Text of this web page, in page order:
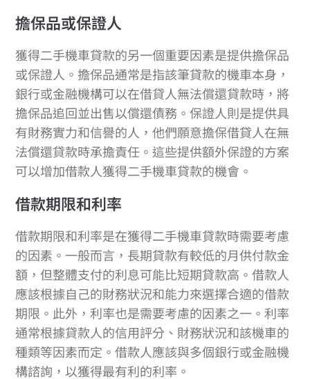
擔保品或保證人
獲得二手機車貸款的另一個重要因素是提供擔保品
或保證人。擔保品通常是指該筆貸款的機車本身，
銀行或金融機構可以在借貸人無法償還貸款時，將
擔保品追回並出售以償還債務。保證人則是提供具
有財務實力和信譽的人，他們願意擔保借貸人在無
法償還貸款時承擔責任。這些提供額外保證的方案
可以增加借款人獲得二手機車貸款的機會。
借款期限和利率
借款期限和利率是在獲得二手機車貸款時需要考慮
的因素。一般而言，長期貸款有較低的月供付款金
額，但整體支付的利息可能比短期貸款高。借款人
應該根據自己的財務狀況和能力來選擇合適的借款
期限。此外，利率也是需要考慮的因素之一。利率
通常根據貸款人的信用評分、財務狀況和該機車的
種類等因素而定。借款人應該與多個銀行或金融機
構諮詢，以獲得最有利的利率。